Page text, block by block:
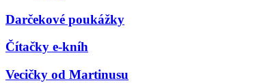
Darčekové poukážky
Čítačky e-kníh
Vecičky od Martinusu